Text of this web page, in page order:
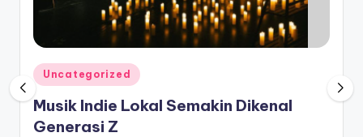
Posted
in
Uncategorized
Musik Indie Lokal Semakin Dikenal
Generasi Z